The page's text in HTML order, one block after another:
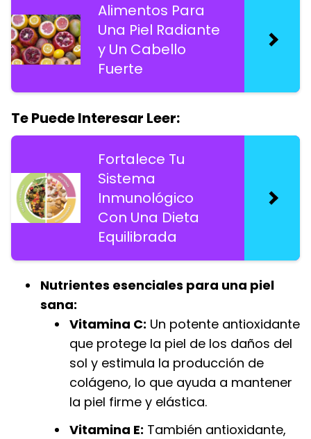
Alimentos Para
Una Piel Radiante
y Un Cabello
Fuerte
Te Puede Interesar Leer:
Fortalece Tu
Sistema
Inmunológico
Con Una Dieta
Equilibrada
Nutrientes esenciales para una piel
sana:
Vitamina C: Un potente antioxidante
que protege la piel de los daños del
sol y estimula la producción de
colágeno, lo que ayuda a mantener
la piel firme y elástica.
Vitamina E: También antioxidante,